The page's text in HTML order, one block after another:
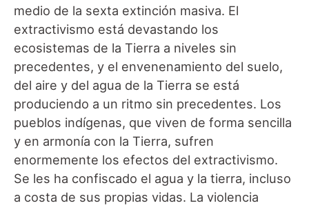
medio de la sexta extinción masiva. El
extractivismo está devastando los
ecosistemas de la Tierra a niveles sin
precedentes, y el envenenamiento del suelo,
del aire y del agua de la Tierra se está
produciendo a un ritmo sin precedentes. Los
pueblos indígenas, que viven de forma sencilla
y en armonía con la Tierra, sufren
enormemente los efectos del extractivismo.
Se les ha confiscado el agua y la tierra, incluso
a costa de sus propias vidas. La violencia